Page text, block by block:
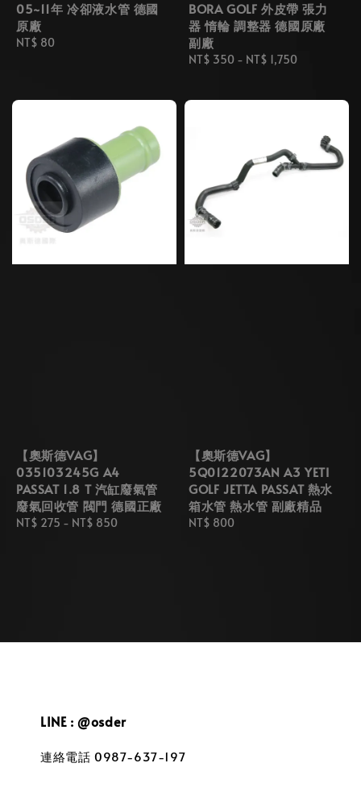
05~11年 冷卻液水管 德國
原廠
Regular
NT$ 80
BORA GOLF 外皮帶 張力
器 惰輪 調整器 德國原廠
副廠
Regular
NT$ 350 - NT$ 1,750
【奧斯德VAG】
035103245G A4
PASSAT 1.8 T 汽缸廢氣管
廢氣回收管 閥門 德國正廠
Regular
NT$ 275 - NT$ 850
【奧斯德VAG】
5Q0122073AN A3 YETI
GOLF JETTA PASSAT 熱水
箱水管 熱水管 副廠精品
Regular
NT$ 800
LINE : @osder
連絡電話 0987-637-197